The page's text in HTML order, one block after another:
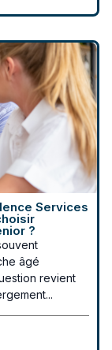
Services
?
âgé
revient